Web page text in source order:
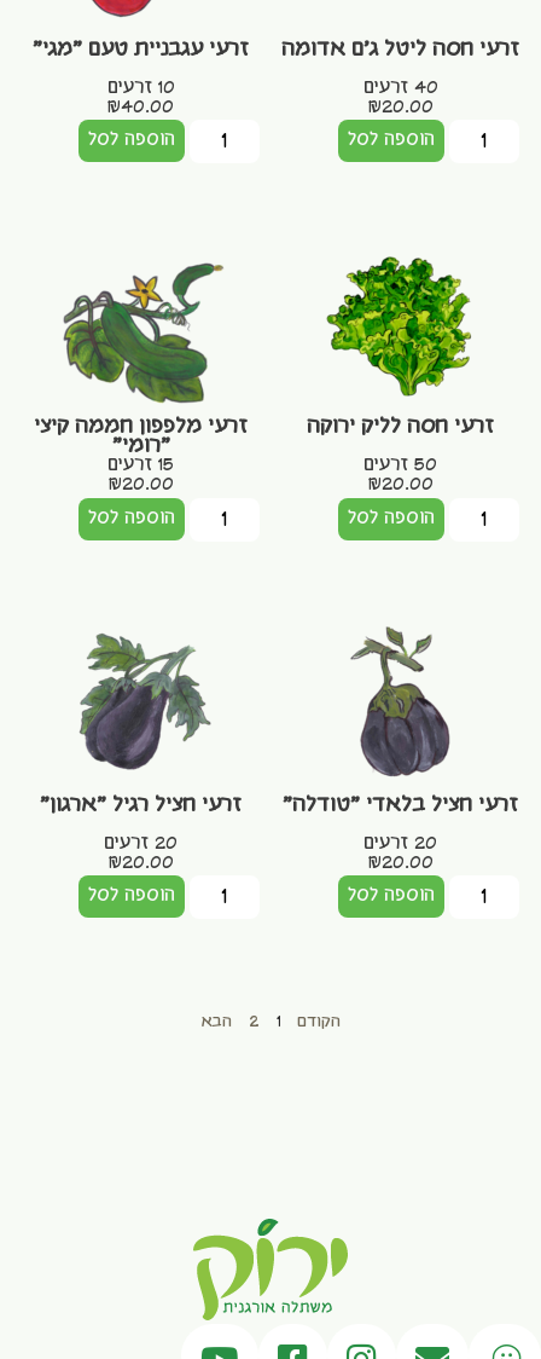
זרעי חסה ליטל ג'ם אדומה
40 זרעים
₪20.00
הוספה לסל
זרעי עגבניית טעם "מגי"
10 זרעים
₪40.00
הוספה לסל
זרעי חסה לליק ירוקה
50 זרעים
₪20.00
הוספה לסל
זרעי מלפפון חממה קיצי
"רומי"
15 זרעים
₪20.00
הוספה לסל
זרעי חציל בלאדי "טודלה"
20 זרעים
₪20.00
הוספה לסל
זרעי חציל רגיל "ארגון"
20 זרעים
₪20.00
הוספה לסל
הקודם 1
2 הבא